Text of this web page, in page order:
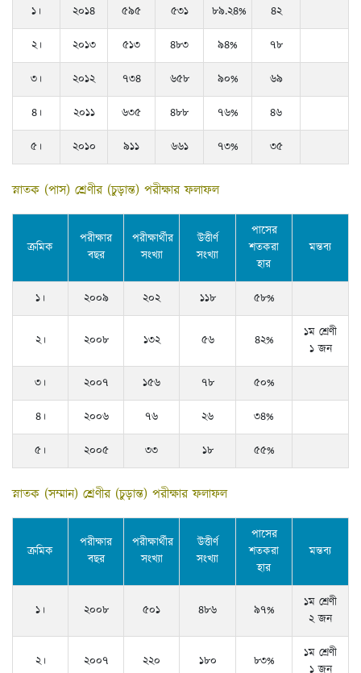
১। ২০১৪ ৫৯৫ ৫৩১ ৮৯.২৪% ৪২
২। ২০১৩ ৫১৩ ৪৮৩ ৯৪% ৭৮
৩। ২০১২ ৭৩৪ ৬৫৮ ৯০% ৬৯
৪। ২০১১ ৬৩৫ ৪৮৮ ৭৬% ৪৬
৫। ২০১০ ৯১১ ৬৬১ ৭৩% ৩৫
স্নাতক (পাস) শ্রেণীর (চুড়ান্ত) পরীক্ষার ফলাফল
ক্রমিক
পরীক্ষার
বছর
পরীক্ষার্থীর
সংখ্যা
উত্তীর্ণ
সংখ্যা
পাসের
শতকরা
হার
মন্তব্য
১। ২০০৯ ২০২ ১১৮ ৫৮%
২। ২০০৮ ১৩২ ৫৬ ৪২%
১ম শ্রেণী
১ জন
৩। ২০০৭ ১৫৬ ৭৮ ৫০%
৪। ২০০৬ ৭৬ ২৬ ৩৪%
৫। ২০০৫ ৩৩ ১৮ ৫৫%
স্নাতক (সম্মান) শ্রেণীর (চুড়ান্ত) পরীক্ষার ফলাফল
ক্রমিক
পরীক্ষার
বছর
পরীক্ষার্থীর
সংখ্যা
উত্তীর্ণ
সংখ্যা
পাসের
শতকরা
হার
মন্তব্য
১। ২০০৮ ৫০১ ৪৮৬ ৯৭%
১ম শ্রেণী
২ জন
২। ২০০৭ ২২০ ১৮০ ৮৩%
১ম শ্রেণী
১ জন